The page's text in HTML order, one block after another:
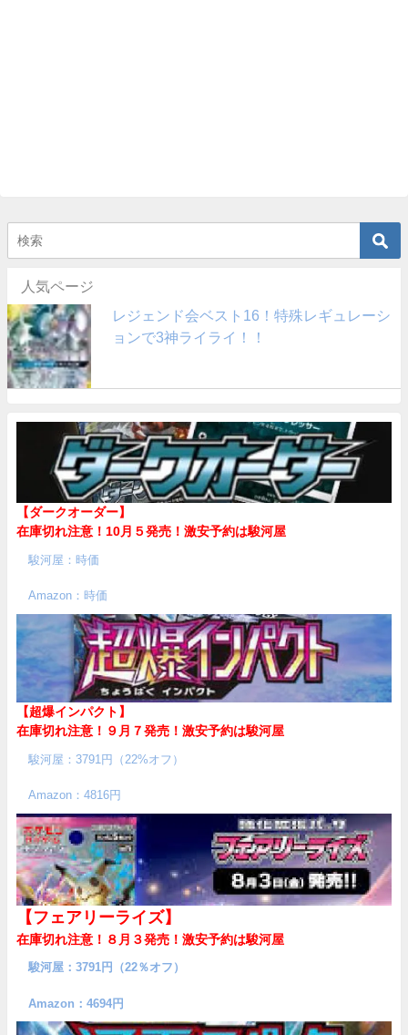
人気ページ
レジェンド会ベスト16！特殊レギュレーシ
ョンで3神ライライ！！
【ダークオーダー】
在庫切れ注意！10月５発売！ 激安予約は駿河屋
駿河屋：時価
Amazon：時価
【超爆インパクト】
在庫切れ注意！９月７発売！ 激安予約は駿河屋
駿河屋：3791円（22%オフ）
Amazon：4816円
【フェアリーライズ】
在庫切れ注意！８月３発売！ 激安予約は駿河屋
駿河屋：3791円（22％オフ）
Amazon：4694円